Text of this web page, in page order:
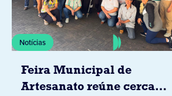
Notícias
Feira Municipal de
Artesanato reúne cerca